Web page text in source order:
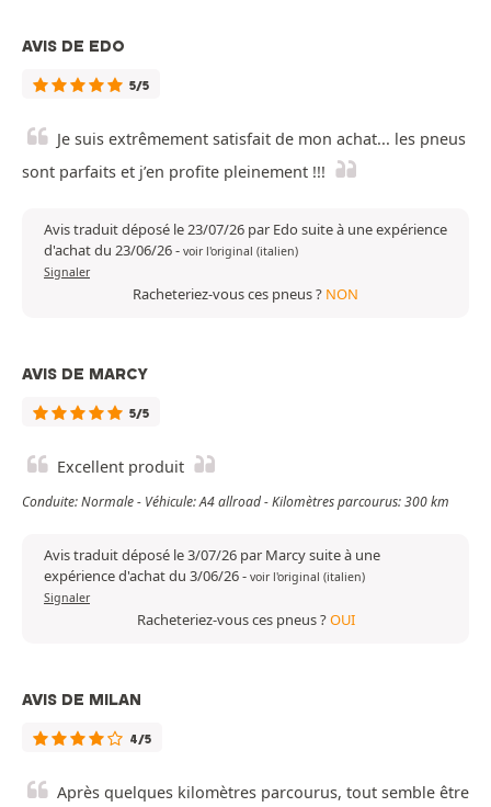
AVIS DE EDO
5/5
Je suis extrêmement satisfait de mon achat... les pneus
sont parfaits et j’en profite pleinement !!!
Avis traduit déposé le 23/07/26 par Edo suite à une expérience
d'achat du 23/06/26- voir l'original (italien)
Signaler
Racheteriez-vous ces pneus ? NON
AVIS DE MARCY
5/5
Excellent produit
Conduite: Normale - Véhicule: A4 allroad - Kilomètres parcourus: 300 km
Avis traduit déposé le 3/07/26 par Marcy suite à une
expérience d'achat du 3/06/26- voir l'original (italien)
Signaler
Racheteriez-vous ces pneus ?OUI
AVIS DE MILAN
4/5
Après quelques kilomètres parcourus, tout semble être